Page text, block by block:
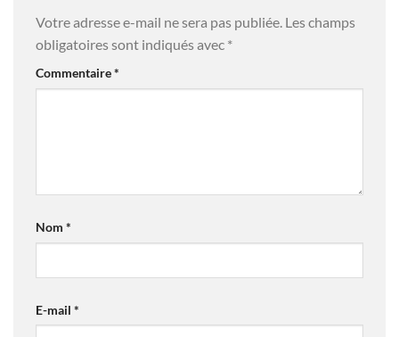
Votre adresse e-mail ne sera pas publiée. Les champs
obligatoires sont indiqués avec *
Commentaire*
Nom *
E-mail *